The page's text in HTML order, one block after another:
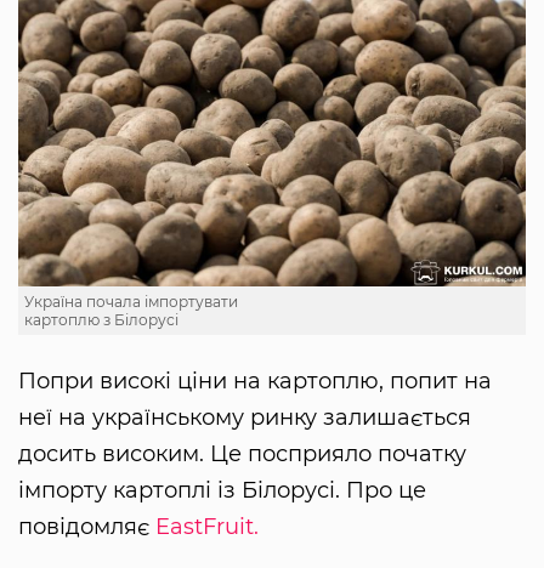
Україна почала імпортувати
картоплю з Білорусі
Попри високі ціни на картоплю, попит на
неї на українському ринку залишається
досить високим. Це посприяло початку
імпорту картоплі із Білорусі. Про це
повідомляє EastFruit.